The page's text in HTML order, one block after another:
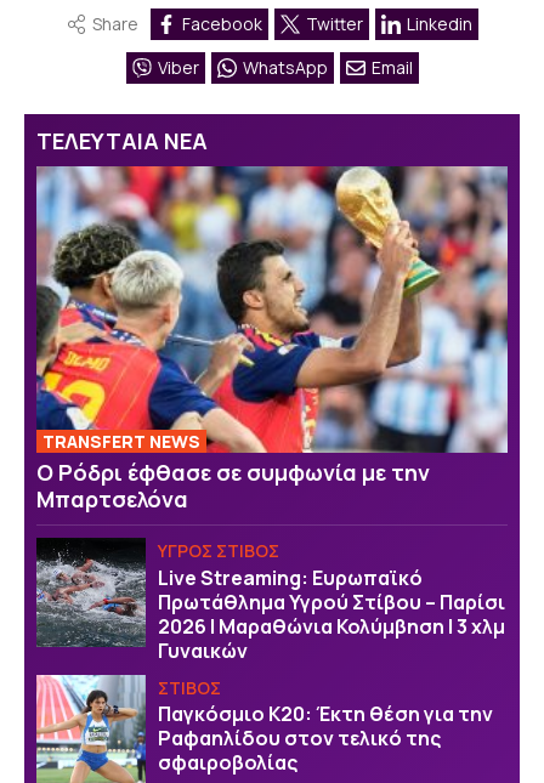
Share Facebook Twitter
Linkedin
Viber
WhatsApp Email
ΤΕΛΕΥΤΑΙΑ ΝΕΑ
TRANSFERT NEWS
O Ρόδρι έφθασε σε συμφωνία με την
Μπαρτσελόνα
ΥΓΡΟΣ ΣΤΙΒΟΣ
Live Streaming: Ευρωπαϊκό
Πρωτάθλημα Υγρού Στίβου – Παρίσι
2026 | Μαραθώνια Κολύμβηση | 3 χλμ
Γυναικών
ΣΤΙΒΟΣ
Παγκόσμιο Κ20: Έκτη θέση για την
Ραφαηλίδου στον τελικό της
σφαιροβολίας